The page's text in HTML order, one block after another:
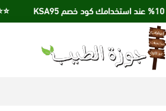
⭐️⭐️شحن
جوزة الطيب